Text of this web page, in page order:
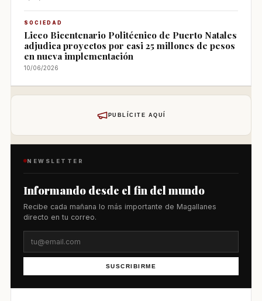
SOCIEDAD
Liceo Bicentenario Politécnico de Puerto Natales
adjudica proyectos por casi 25 millones de pesos
en nueva implementación
10/06/2026
PUBLÍCITE AQUÍ
NEWSLETTER
Informando desde el fin del mundo
Recibe cada mañana lo más importante de Magallanes
directo en tu correo.
SUSCRIBIRME